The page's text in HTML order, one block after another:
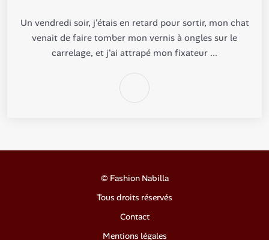
Un vendredi soir, j'étais en retard pour sortir, mon chat
venait de faire tomber mon vernis à ongles sur le
carrelage, et j'ai attrapé mon fixateur ...
© Fashion Nabilla
Tous droits réservés
Contact
Mentions légales